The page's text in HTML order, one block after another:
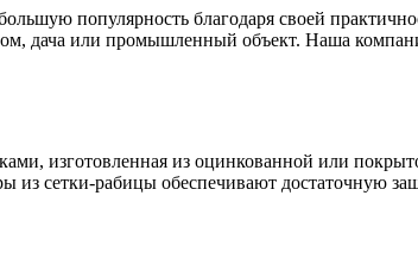
популярность благодаря своей
дача или промышленный объект. Наша
изготовленная из оцинкованной или
из сетки-рабицы обеспечивают достаточную